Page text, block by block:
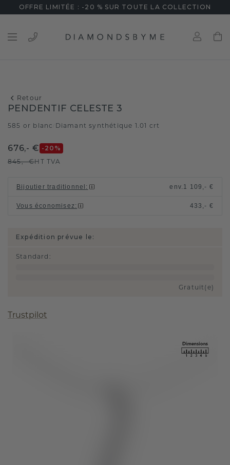
OFFRE LIMITÉE : -20 % SUR TOUTE LA COLLECTION
Retour
PENDENTIF CELESTE 3
585 or blanc Diamant synthétique 1.01 crt
676,- € -20 %
845,- €HT TVA
Bijoutier traditionnel : env. 1 109,- €
Vous économisez: 433,- €
Expédition prévue le:
Standard :
Gratuit(e)
Trustpilot